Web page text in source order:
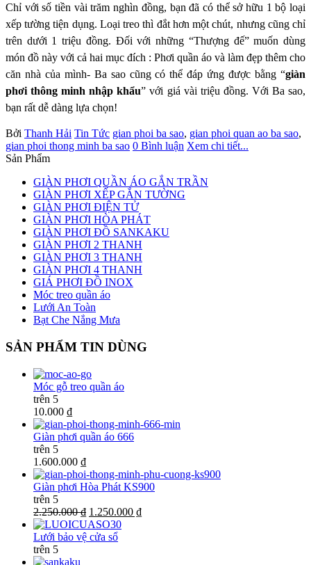
Chỉ với số tiền vài trăm nghìn đồng, bạn đã có thể sở hữu 1 bộ loại
xếp tường tiện dụng. Loại treo thì đắt hơn một chút, nhưng cũng chỉ
trên dưới 1 triệu đồng. Đối với những “Thượng đế” muốn dùng
món đồ này với cả hai mục đích : Phơi quần áo và làm đẹp thêm cho
căn nhà của mình- Ba sao cũng cóthể đáp ứng được bằng “giàn
phơi thông minh nhập khẩu” với giá vài triệu đồng. Với Ba sao,
bạn rất dễ dàng lựa chọn!
Bởi Thanh Hải Tin Tức gian phoi ba sao, gian phoi quan ao ba sao,
gian phoi thong minh ba sao 0 Bình luận Xem chi tiết...
Sản Phẩm
GIÀN PHƠI QUẦN ÁO GẮN TRẦN
GIÀN PHƠI XẾP GẮN TƯỜNG
GIÀN PHƠI ĐIỆN TỬ
GIÀN PHƠI HÒA PHÁT
GIÀN PHƠI ĐỒ SANKAKU
GIÀN PHƠI 2 THANH
GIÀN PHƠI 3 THANH
GIÀN PHƠI 4 THANH
GIÁ PHƠI ĐỒ INOX
Móc treo quần áo
Lưới An Toàn
Bạt Che Nắng Mưa
SẢN PHẨM TIN DÙNG
Móc gỗ treo quần áo
trên 5
10.000 ₫
Giàn phơi quần áo 666
trên 5
1.600.000 ₫
Giàn phơi Hòa Phát KS900
trên 5
2.250.000 ₫ 1.250.000 ₫
Lưới bảo vệ cửa sổ
trên 5